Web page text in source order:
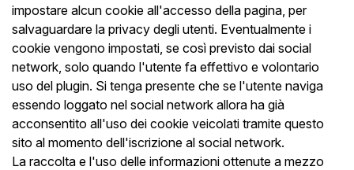
impostare alcun cookie all'accesso della pagina, per
salvaguardare la privacy degli utenti. Eventualmente i
cookie vengono impostati, se così previsto dai social
network, solo quando l'utente fa effettivo e volontario
uso del plugin. Si tenga presente che se l'utente naviga
essendo loggato nel social network allora ha già
acconsentito all'uso dei cookie veicolati tramite questo
sito al momento dell'iscrizione al social network.
La raccolta e l'uso delle informazioni ottenute a mezzo